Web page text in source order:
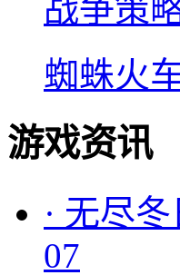
战争策
蜘蛛火
游戏资讯
· 无尽
07